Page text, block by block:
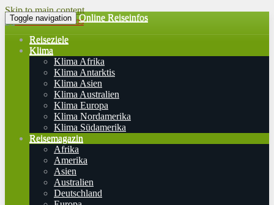
Skip to main content
Toggle navigation Online Reiseinfos
Reiseziele
Klima
Klima Afrika
Klima Antarktis
Klima Asien
Klima Australien
Klima Europa
Klima Nordamerika
Klima Südamerika
Reisemagazin
Afrika
Amerika
Asien
Australien
Deutschland